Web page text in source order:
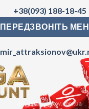
+38(093) 188-18-45
ПЕРЕДЗВОНІТЬ